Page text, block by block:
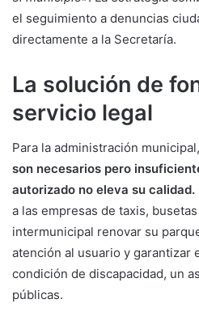
el seguimiento a denuncias
directamente a la Secretaría.
La solución de
servicio legal
Para la administración municipal,
son necesarios pero
autorizado no eleva su calidad.
a las empresas de taxis,
intermunicipal renovar su
atención al usuario y garantizar
condición de discapacidad, un
públicas.